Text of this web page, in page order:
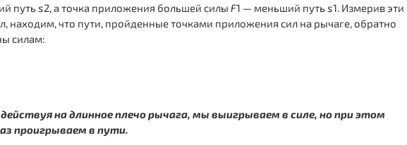
путь s2, а точка приложения большей силы F1 — меньший путь s1. Измерив эти
находим, что пути, пройденные точками приложения сил на рычаге, обратно
силам:
на длинное плечо рычага, мы выигрываем в силе, но при этом
проигрываем в пути.